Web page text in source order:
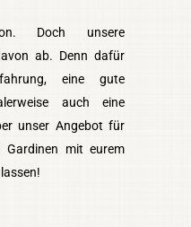
Doch unsere
ab. Denn dafür
eine gute
auch eine
unser Angebot für
Gardinen mit eurem